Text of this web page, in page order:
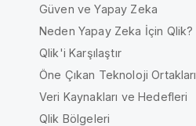
Güven ve Yapay Zeka
Neden Yapay Zeka İçin Qlik?
Qlik'i Karşılaştır
Öne Çıkan Teknoloji Ortakları
Veri Kaynakları ve Hedefleri
Qlik Bölgeleri